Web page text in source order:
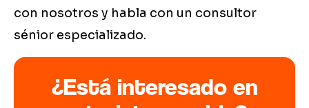
con nosotros y habla con un consultor
sénior especializado.
¿Está interesado en